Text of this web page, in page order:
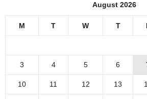
August 2026
M T W T
3 4 5 6
10 11 12 13